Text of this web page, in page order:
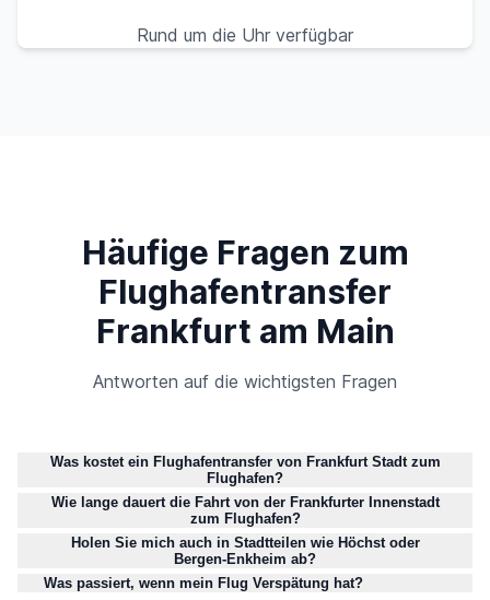
Rund um die Uhr verfügbar
Häufige Fragen zum
Flughafentransfer
Frankfurt am Main
Antworten auf die wichtigsten Fragen
Was kostet ein Flughafentransfer von Frankfurt Stadt zum
Flughafen?
Wie lange dauert die Fahrt von der Frankfurter Innenstadt
zum Flughafen?
Holen Sie mich auch in Stadtteilen wie Höchst oder
Bergen-Enkheim ab?
Was passiert, wenn mein Flug Verspätung hat?